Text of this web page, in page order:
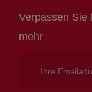
Verpassen Sie
mehr
Emailadresse